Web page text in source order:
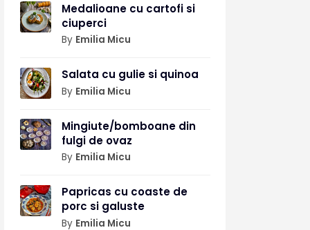
Medalioane cu cartofi si
ciuperci
By Emilia Micu
Salata cu gulie si quinoa
By Emilia Micu
Mingiute/bomboane din
fulgi de ovaz
By Emilia Micu
Papricas cu coaste de
porc si galuste
By Emilia Micu